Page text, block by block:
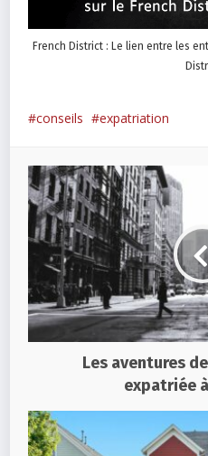
French District : Le lien entre les
conseils expatriation
Les aventures
expatriée